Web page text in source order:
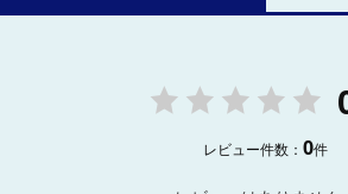
レビュー件数：0件